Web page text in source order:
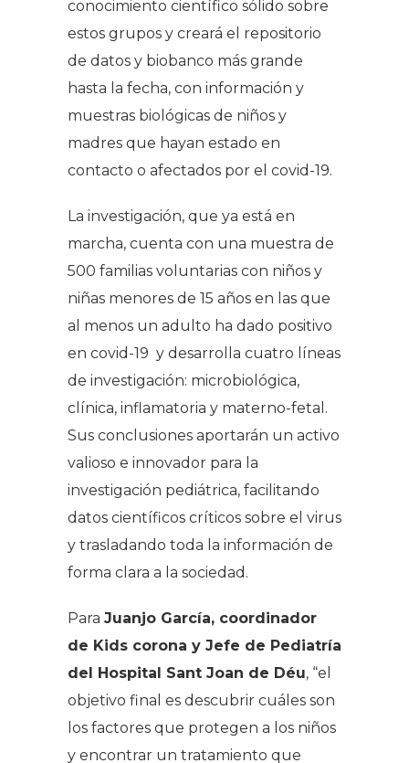
conocimiento científico sólido sobre
estos grupos y creará el repositorio
de datos y biobanco más grande
hasta la fecha, con información y
muestras biológicas de niños y
madres que hayan estado en
contacto o afectados por el covid-19.
La investigación, que ya está en
marcha, cuenta con una muestra de
500 familias voluntarias con niños y
niñas menores de 15 años en las que
al menos un adulto ha dado positivo
en covid-19 y desarrolla cuatro líneas
de investigación: microbiológica,
clínica, inflamatoria y materno-fetal.
Sus conclusiones aportarán un activo
valioso e innovador para la
investigación pediátrica, facilitando
datos científicos críticos sobre el virus
y trasladando toda la información de
forma clara a la sociedad.
Para Juanjo García, coordinador
de Kids corona y Jefe de Pediatría
del Hospital Sant Joan de Déu, “el
objetivo final es descubrir cuáles son
los factores que protegen a los niños
y encontrar un tratamiento que